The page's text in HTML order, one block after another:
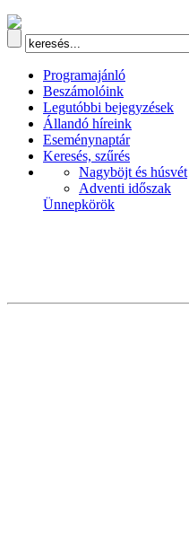
Programajánló
Beszámolóink
Legutóbbi bejegyzések
Állandó híreink
Eseménynaptár
Keresés, szűrés
Nagyböjt és húsvét
Adventi időszak
Ünnepkörök